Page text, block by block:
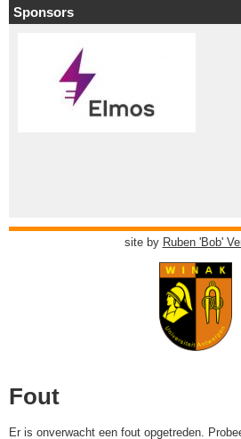
Sponsors
site by Ruben 'Bob'
Fout
Er is onverwacht een fout opgetreden.